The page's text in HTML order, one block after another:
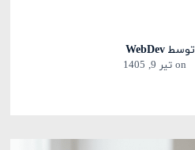
توسطWebDev
on تیر 9, 1405